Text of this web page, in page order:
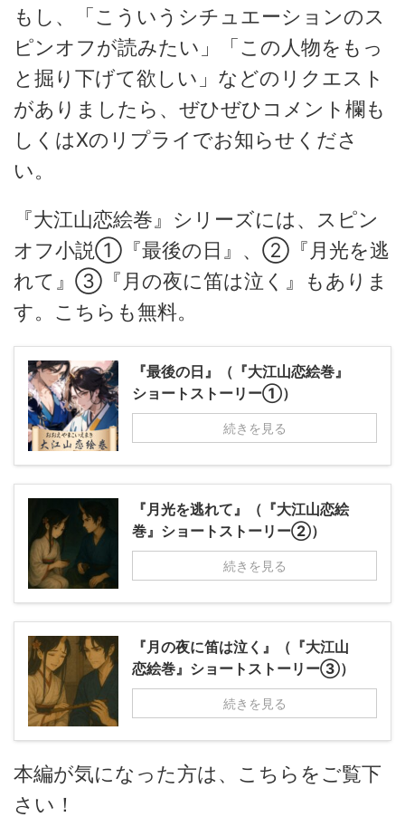
もし、「こういうシチュエーションのス
ピンオフが読みたい」「この人物をもっ
と掘り下げて欲しい」などのリクエスト
がありましたら、ぜひぜひコメント欄も
しくはXのリプライでお知らせくださ
い。
『大江山恋絵巻』シリーズには、スピン
オフ小説①『最後の日』、②『月光を逃
れて』③『月の夜に笛は泣く』もありま
す。こちらも無料。
『最後の日』（『大江山恋絵巻』
ショートストーリー①）
続きを見る
『月光を逃れて』（『大江山恋絵
巻』ショートストーリー②）
続きを見る
『月の夜に笛は泣く』（『大江山
恋絵巻』ショートストーリー③）
続きを見る
本編が気になった方は、こちらをご覧下
さい！